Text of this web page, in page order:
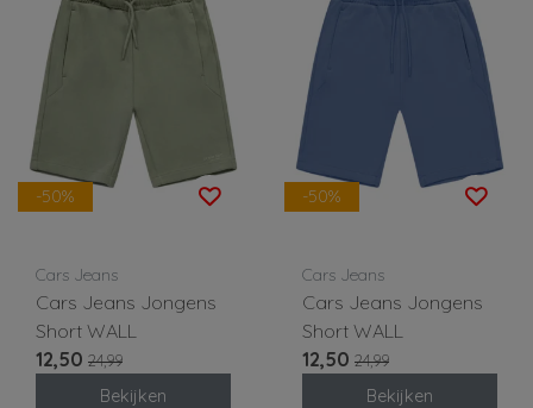
-50%
Cars Jeans
Cars Jeans Jongens
Short WALL
12,50 24,99
Bekijken
-50%
Cars Jeans
Cars Jeans Jongens
Short WALL
12,50 24,99
Bekijken